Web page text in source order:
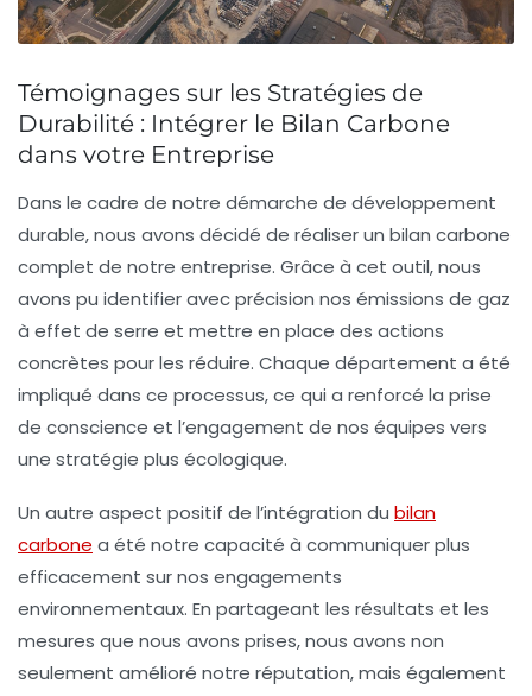
Témoignages sur les Stratégies de
Durabilité : Intégrer le Bilan Carbone
dans votre Entreprise
Dans le cadre de notre démarche de développement
durable, nous avons décidé de réaliser un bilan carbone
complet de notre entreprise. Grâce à cet outil, nous
avons pu identifier avec précision nos émissions de gaz
à effet de serre et mettre en place des actions
concrètes pour les réduire. Chaque département a été
impliqué dans ce processus, ce qui a renforcé la prise
de conscience et l’engagement de nos équipes vers
une stratégie plus écologique.
Un autre aspect positif de l’intégration du bilan
carbone a été notre capacité à communiquer plus
efficacement sur nos engagements
environnementaux. En partageant les résultats et les
mesures que nous avons prises, nous avons non
seulement amélioré notre réputation, mais également